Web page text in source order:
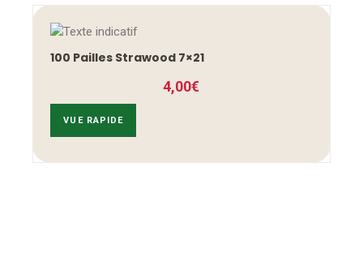
100 Pailles Strawood 7×21
4,00€
VUE RAPIDE